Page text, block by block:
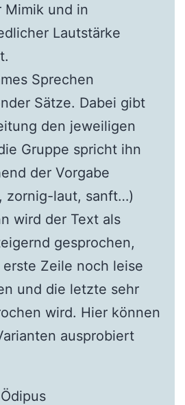
Mimik und in
Lautstärke
Sprechen
Sätze. Dabei gibt
den jeweiligen
Gruppe spricht ihn
der Vorgabe
zornig-laut, sanft…)
wird der Text als
gesprochen,
Zeile noch leise
und die letzte sehr
wird. Hier können
ausprobiert